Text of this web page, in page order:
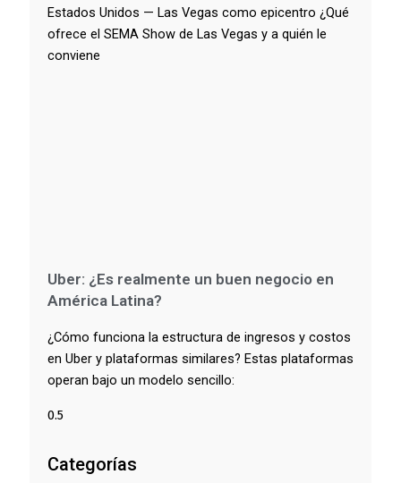
Estados Unidos — Las Vegas como epicentro ¿Qué
ofrece el SEMA Show de Las Vegas y a quién le
conviene
Uber: ¿Es realmente un buen negocio en
América Latina?
¿Cómo funciona la estructura de ingresos y costos
en Uber y plataformas similares? Estas plataformas
operan bajo un modelo sencillo:
Categorías